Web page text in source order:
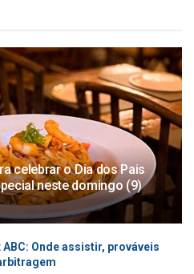
celebrar o Dia dos Pais
neste domingo (9)
ABC: Onde assistir, prováveis